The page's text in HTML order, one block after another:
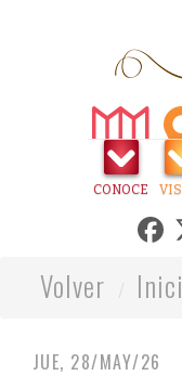
CONOCE
Volver
JUE, 28/MAY/26